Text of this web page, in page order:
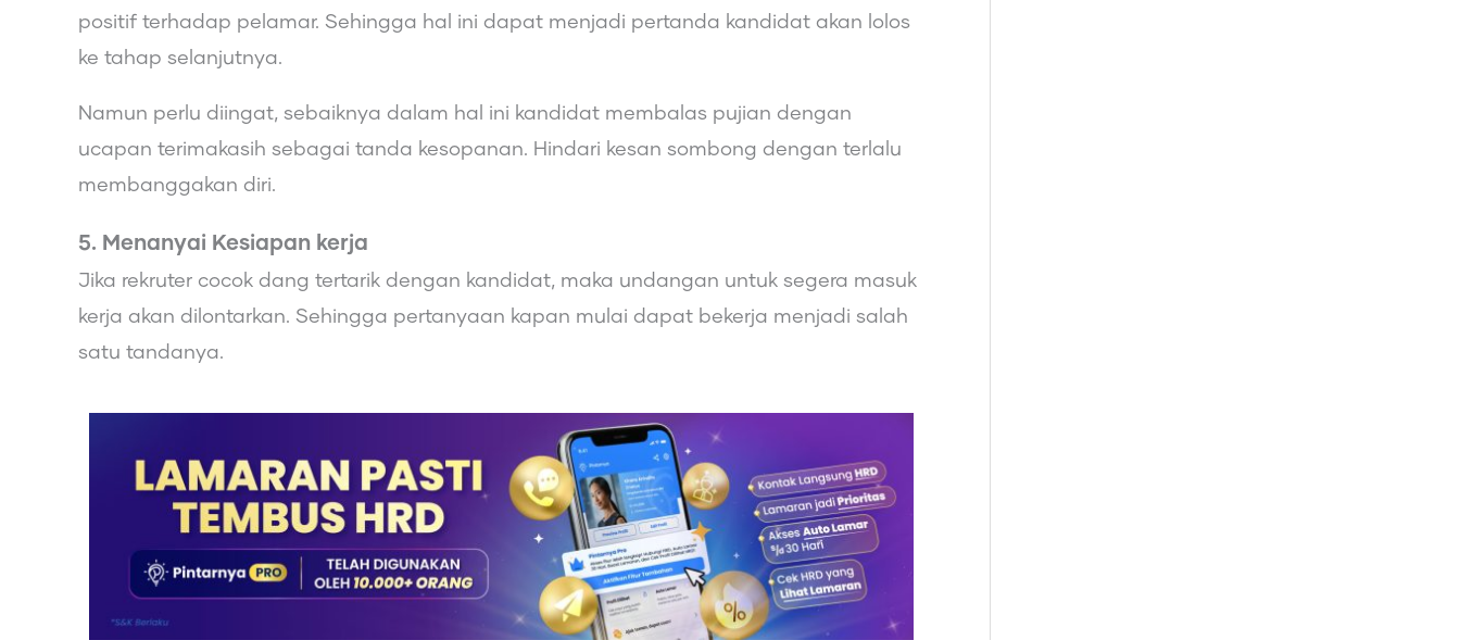
positif terhadap pelamar. Sehingga hal ini dapat menjadi pertanda kandidat akan lolos
ke tahap selanjutnya.
Namun perlu diingat, sebaiknya dalam hal ini kandidat membalas pujian dengan
ucapan terimakasih sebagai tanda kesopanan. Hindari kesan sombong dengan terlalu
membanggakan diri.
5. Menanyai Kesiapan kerja
Jika rekruter cocok dang tertarik dengan kandidat, maka undangan untuk segera masuk
kerja akan dilontarkan. Sehingga pertanyaan kapan mulai dapat bekerja menjadi salah
satu tandanya.